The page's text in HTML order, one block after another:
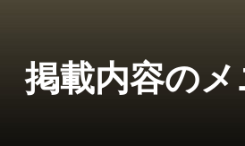
掲載内容の